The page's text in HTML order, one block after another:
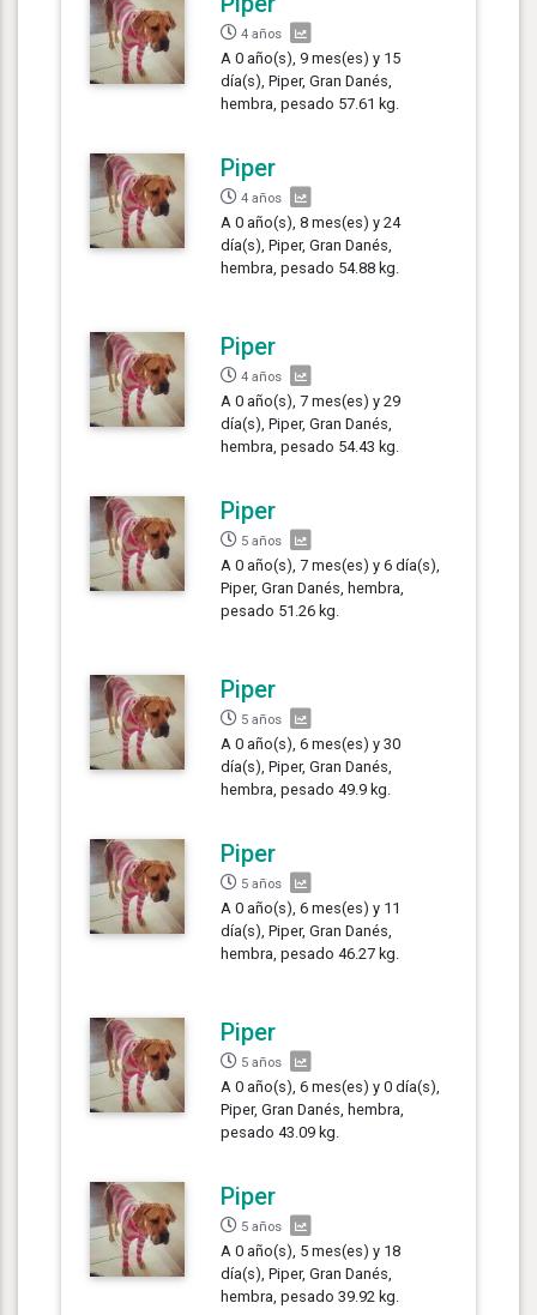
4 años
A 0 año(s), 9 mes(es) y 15
día(s), Piper, Gran Danés,
hembra, pesado 57.61 kg.
Piper
4 años
A 0 año(s), 8 mes(es) y 24
día(s), Piper, Gran Danés,
hembra, pesado 54.88 kg.
Piper
4 años
A 0 año(s), 7 mes(es) y 29
día(s), Piper, Gran Danés,
hembra, pesado 54.43 kg.
Piper
5 años
A 0 año(s), 7 mes(es) y 6 día(s),
Piper, Gran Danés, hembra,
pesado 51.26 kg.
Piper
5 años
A 0 año(s), 6 mes(es) y 30
día(s), Piper, Gran Danés,
hembra, pesado 49.9 kg.
Piper
5 años
A 0 año(s), 6 mes(es) y 11
día(s), Piper, Gran Danés,
hembra, pesado 46.27 kg.
Piper
5 años
A 0 año(s), 6 mes(es) y 0 día(s),
Piper, Gran Danés, hembra,
pesado 43.09 kg.
Piper
5 años
A 0 año(s), 5 mes(es) y 18
día(s), Piper, Gran Danés,
hembra, pesado 39.92 kg.